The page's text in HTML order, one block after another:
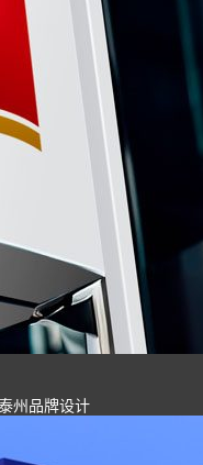
州品牌设计